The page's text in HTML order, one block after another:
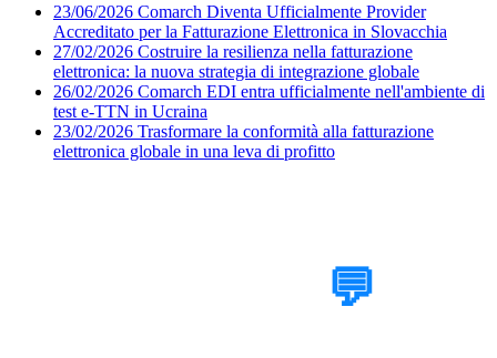
23/06/2026 Comarch Diventa Ufficialmente Provider
Accreditato per la Fatturazione Elettronica in Slovacchia
27/02/2026 Costruire la resilienza nella fatturazione
elettronica: la nuova strategia di integrazione globale
26/02/2026 Comarch EDI entra ufficialmente nell'ambiente di
test e-TTN in Ucraina
23/02/2026 Trasformare la conformità alla fatturazione
elettronica globale in una leva di profitto
💬